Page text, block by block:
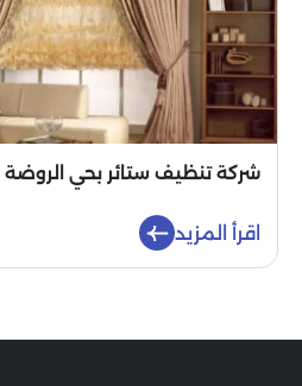
شركة تنظيف ستائر بحي الروضة | 0554016419
اقرأ المزيد